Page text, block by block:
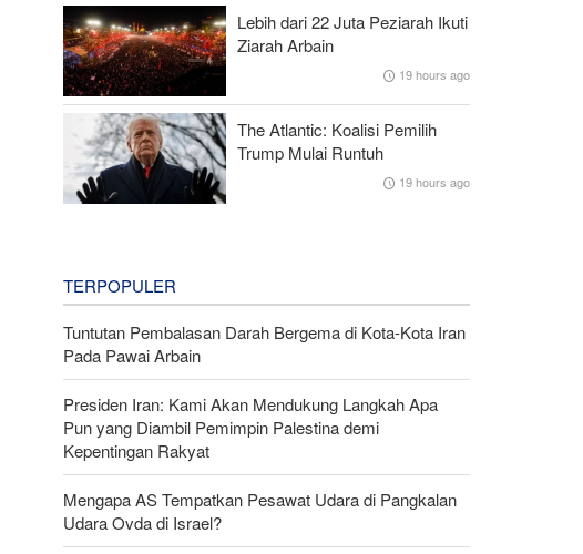
Lebih dari 22 Juta Peziarah Ikuti
Ziarah Arbain
19 hours ago
The Atlantic: Koalisi Pemilih
Trump Mulai Runtuh
19 hours ago
TERPOPULER
Tuntutan Pembalasan Darah Bergema di Kota-Kota Iran
Pada Pawai Arbain
Presiden Iran: Kami Akan Mendukung Langkah Apa
Pun yang Diambil Pemimpin Palestina demi
Kepentingan Rakyat
Mengapa AS Tempatkan Pesawat Udara di Pangkalan
Udara Ovda di Israel?